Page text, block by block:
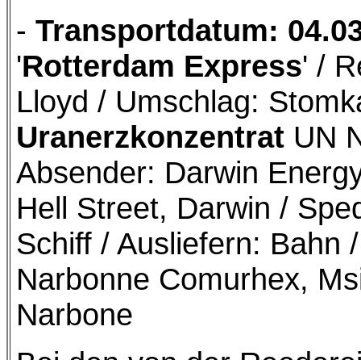
- Transportdatum:
'Rotterdam Express' /
Lloyd / Umschlag:
Uranerzkonzentrat UN
Absender: Darwin
Hell Street, Darwin /
Schiff / Ausliefern: Bahn
Narbonne Comurhex,
Narbone